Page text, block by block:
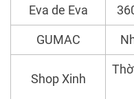
Eva de Eva
GUMAC
Shop Xinh